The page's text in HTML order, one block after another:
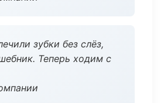
зубки без слёз,
Теперь ходим с